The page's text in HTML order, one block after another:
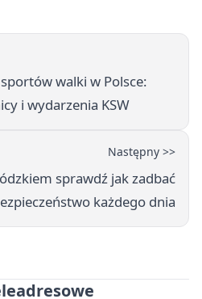
walki w Polsce:
i wydarzenia KSW
Następny >>
sprawdź jak zadbać
każdego dnia